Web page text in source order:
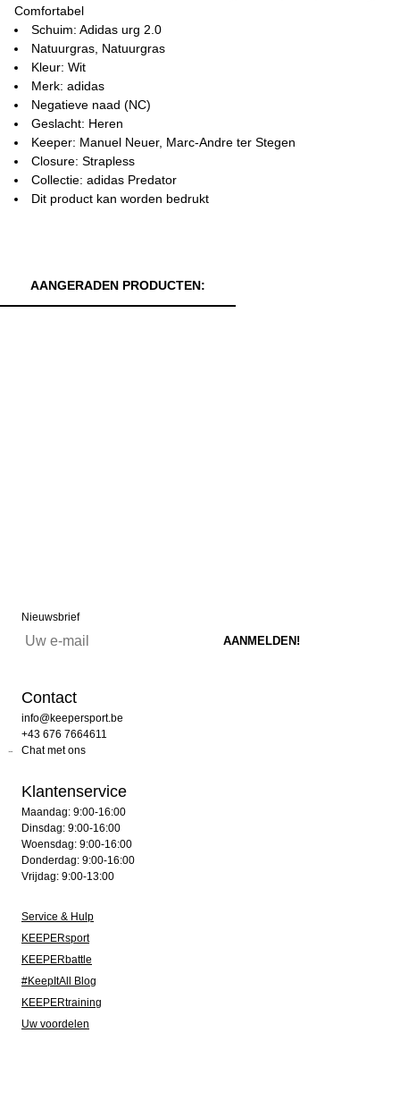
Comfortabel
Schuim: Adidas urg 2.0
Natuurgras, Natuurgras
Kleur: Wit
Merk: adidas
Negatieve naad (NC)
Geslacht: Heren
Keeper: Manuel Neuer, Marc-Andre ter Stegen
Closure: Strapless
Collectie: adidas Predator
Dit product kan worden bedrukt
AANGERADEN PRODUCTEN:
Nieuwsbrief
Contact
info@keepersport.be
+43 676 7664611
Chat met ons
Klantenservice
Maandag: 9:00-16:00
Dinsdag: 9:00-16:00
Woensdag: 9:00-16:00
Donderdag: 9:00-16:00
Vrijdag: 9:00-13:00
Service & Hulp
KEEPERsport
KEEPERbattle
#KeepItAll Blog
KEEPERtraining
Uw voordelen